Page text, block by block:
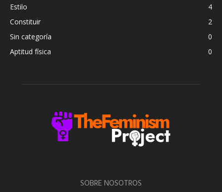
Estilo
4
Constituir
2
Sin categoría
0
Aptitud física
0
SOBRE NOSOTROS